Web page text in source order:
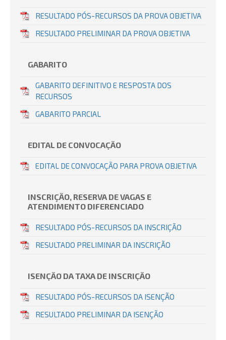
RESULTADO PÓS-RECURSOS DA PROVA OBJETIVA
RESULTADO PRELIMINAR DA PROVA OBJETIVA
GABARITO
GABARITO DEFINITIVO E RESPOSTA DOS
RECURSOS
GABARITO PARCIAL
EDITAL DE CONVOCAÇÃO
EDITAL DE CONVOCAÇÃO PARA PROVA OBJETIVA
INSCRIÇÃO, RESERVA DE VAGAS E
ATENDIMENTO DIFERENCIADO
RESULTADO PÓS-RECURSOS DA INSCRIÇÃO
RESULTADO PRELIMINAR DA INSCRIÇÃO
ISENÇÃO DA TAXA DE INSCRIÇÃO
RESULTADO PÓS-RECURSOS DA ISENÇÃO
RESULTADO PRELIMINAR DA ISENÇÃO